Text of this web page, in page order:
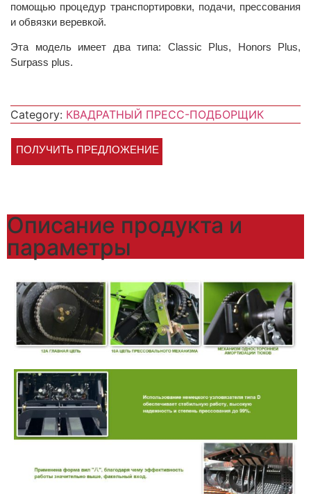
помощью процедур транспортировки, подачи, прессования
и обвязки веревкой.
Эта модель имеет два типа: Classic Plus, Honors Plus,
Surpass plus.
Category: КВАДРАТНЫЙ ПРЕСС-ПОДБОРЩИК
ПОЛУЧИТЬ ПРЕДЛОЖЕНИЕ
Описание продукта и
параметры​